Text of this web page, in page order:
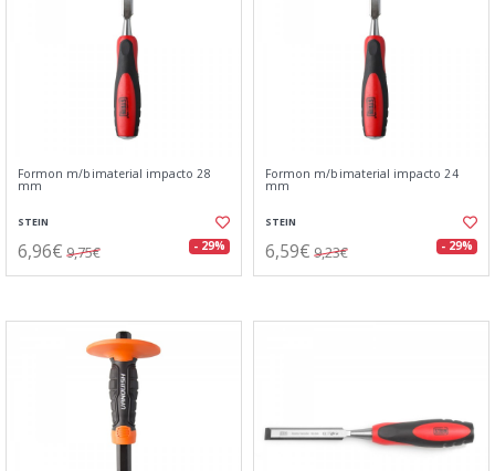
Formon m/bimaterial impacto 28
mm
STEIN
6,96€ 9,75€ - 29%
Formon m/bimaterial impacto 24
mm
STEIN
6,59€ 9,23€ - 29%